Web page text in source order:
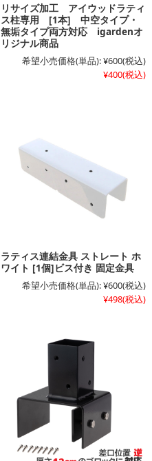
リサイズ加工 アイウッドラティ
ス柱専用 [1本] 中空タイプ・
無垢タイプ両方対応 igardenオ
リジナル商品
希望小売価格(単品):¥600(税込)
¥400(税込)
ラティス連結金具 ストレート ホ
ワイト [1個]ビス付き 固定金具
希望小売価格(単品):¥600(税込)
¥498(税込)